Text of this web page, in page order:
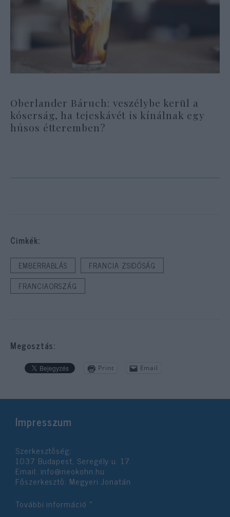
Oberlander Báruch: veszélybe kerül a
kóserság, ha tejeskávét is kínálnak egy
húsos étteremben?
Cimkék:
EMBERRABLÁS
FRANCIA ZSIDÓSÁG
FRANCIAORSZÁG
Megosztás:
Print Email
Impresszum
Szerkesztőség:
1037 Budapest, Seregély u. 17.
Email: info@neokohn.hu
Főszerkesztő: Megyeri Jonatán
További információ »